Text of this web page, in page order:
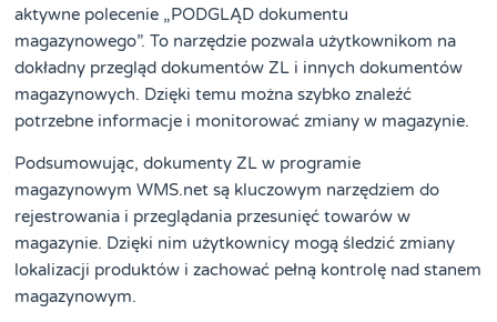
aktywne polecenie „PODGLĄD dokumentu
magazynowego”. To narzędzie pozwala użytkownikom na
dokładny przegląd dokumentów ZL i innych dokumentów
magazynowych. Dzięki temu można szybko znaleźć
potrzebne informacje i monitorować zmiany w magazynie.
Podsumowując, dokumenty ZL w programie
magazynowym WMS.net są kluczowym narzędziem do
rejestrowania i przeglądania przesunięć towarów w
magazynie. Dzięki nim użytkownicy mogą śledzić zmiany
lokalizacji produktów i zachować pełną kontrolę nad stanem
magazynowym.